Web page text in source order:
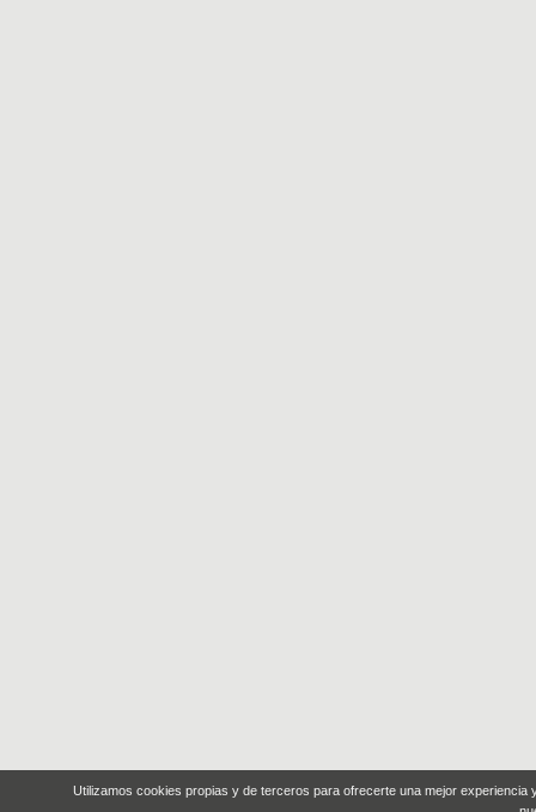
Utilizamos cookies propias y de terceros para ofrecerte una mejor